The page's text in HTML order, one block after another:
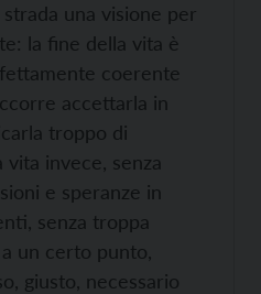
una visione per
la fine della vita è
coerente
accettarla in
troppo di
vita invece, senza
e speranze in
senza troppa
un certo punto,
giusto, necessario